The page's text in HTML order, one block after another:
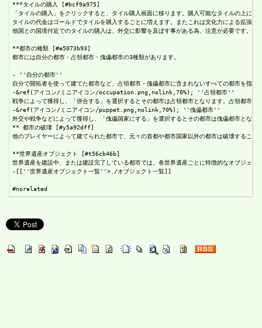
***タイルの購入 [#bcf9a975]
「タイルの購入」をクリックすると、タイル購入画面に移ります。購入可能なタイルの上に
タイルの代金はゴールドでタイルを購入するごとに増えます。またこれは文化力による拡張と
他国との国境付近でのタイルの購入は、外交に影響を及ぼす事がある為、注意が必要です。
**都市の種類 [#e5073b93]
都市には自分の都市・占領都市・傀儡都市の3種類があります。
- ''自分の都市''
自分で開拓者を使って建てた都市など、占領都市・傀儡都市に含まれないすべての都市
-&ref(アイコン/ミニアイコン/occupation.png,nolink,70%); ''占領都市''
戦争によって獲得し、「併合する」を選択するとその都市は占領都市となります。占領
-&ref(アイコン/ミニアイコン/puppet.png,nolink,70%); ''傀儡都市''
外交や戦争などによって獲得し、「傀儡国家にする」を選択するとその都市は傀儡都市
** 都市の破壊 [#y5a92dff]
他のプレイヤーによって建てられた都市で、元々の首都や都市国家以外の都市は破壊するこ
**世界遺産オブジェクト [#t56cb46b]
世界遺産を建設中、または建設完了している都市では、各世界遺産ごとに特徴的なオブジェ
-[[''世界遺産オブジェクト一覧''>./オブジェクト一覧]]